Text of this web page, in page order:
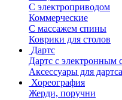
С электроприводом
Коммерческие
С массажем спины
Коврики для столов
Дартс
Дартс с электронным
Аксессуары для дартса
Хореография
Жерди, поручни